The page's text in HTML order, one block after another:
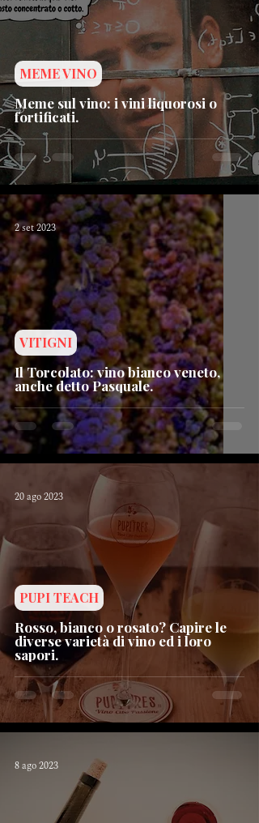
Meme sul vino: i vini liquorosi o
fortificati.
MEME VINO
Il Torcolato: vino bianco veneto,
anche detto Pasquale.
VITIGNI
2 set 2023
Rosso, bianco o rosato? Capire le
diverse varietà di vino ed i loro
sapori.
PUPI TEACH
20 ago 2023
8 ago 2023